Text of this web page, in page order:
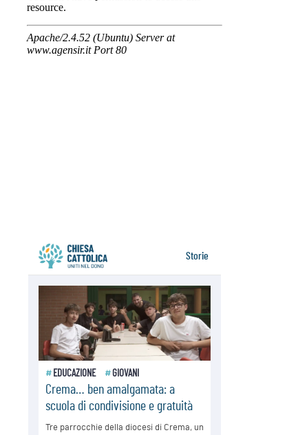
"sentinelle vigili", è la santità a
rendere credibili
05.08.2026